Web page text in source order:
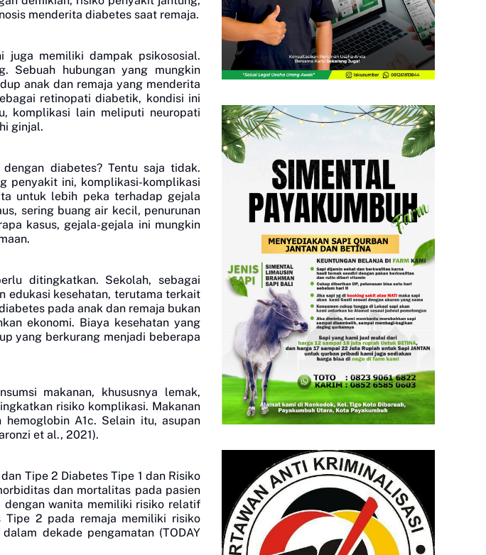
menderita diabetes saat remaja.
juga memiliki dampak psikososial.
Sebuah hubungan yang mungkin
anak dan remaja yang menderita
retinopati diabetik, kondisi ini
komplikasi lain meliputi neuropati
ginjal.
diabetes? Tentu saja tidak.
penyakit ini, komplikasi-komplikasi
untuk lebih peka terhadap gejala
sering buang air kecil, penurunan
kasus, gejala-gejala ini mungkin
ditingkatkan. Sekolah, sebagai
edukasi kesehatan, terutama terkait
pada anak dan remaja bukan
ekonomi. Biaya kesehatan yang
yang berkurang menjadi beberapa
makanan, khususnya lemak,
risiko komplikasi. Makanan
A1c. Selain itu, asupan
et al., 2021).
Tipe 2 Diabetes Tipe 1 dan Risiko
dan mortalitas pada pasien
dengan wanita memiliki risiko relatif
Tipe 2 pada remaja memiliki risiko
dekade pengamatan (TODAY